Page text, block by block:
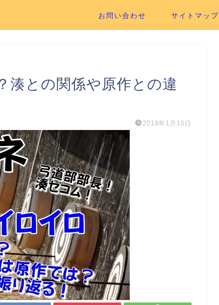
お問い合わせ サイトマップ
湊との関係や原作との違
2019年1月10日